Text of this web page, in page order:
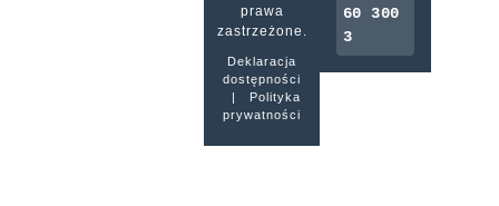
prawa
zastrzeżone.
Deklaracja
dostępności
|
Polityka
prywatności
60 300
3